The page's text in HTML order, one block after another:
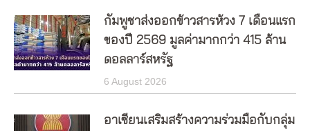
กัมพูชาส่งออกข้าวสารห้วง 7 เดือนแรก
ของปี 2569 มูลค่ามากกว่า 415 ล้าน
ดอลลาร์สหรัฐ
6 August 2026
อาเซียนเสริมสร้างความร่วมมือกับกลุ่ม